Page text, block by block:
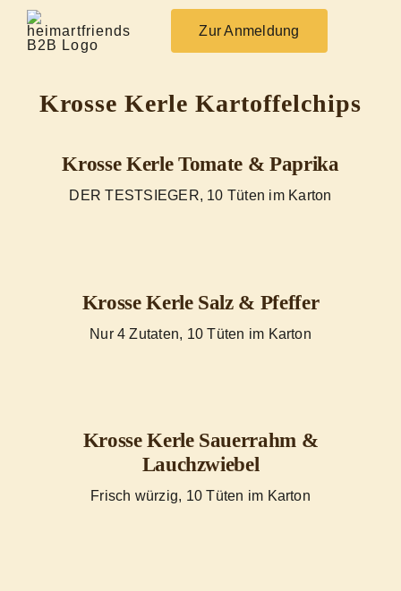
Skip
content
Zur Anmeldung
Krosse Kerle Kartoffelchips
Krosse Kerle Tomate & Paprika
DER TESTSIEGER, 10 Tüten im Karton
Krosse Kerle Salz & Pfeffer
Nur 4 Zutaten, 10 Tüten im Karton
Krosse Kerle Sauerrahm &
Lauchzwiebel
Frisch würzig, 10 Tüten im Karton